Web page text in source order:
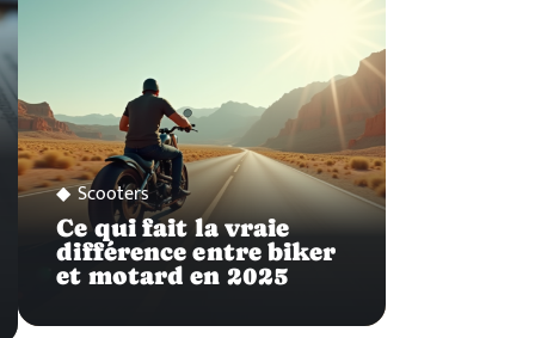
Scooters
Ce qui fait la vraie
différence entre biker
et motard en 2025